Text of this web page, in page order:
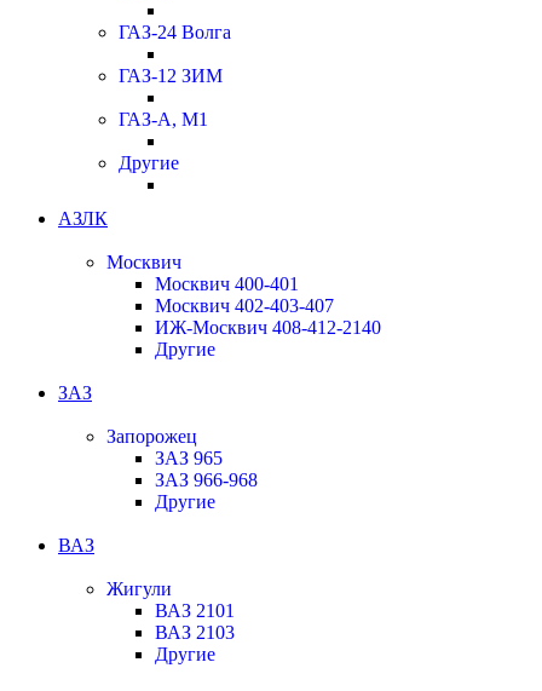
ГАЗ-24 Волга
ГАЗ-12 ЗИМ
ГАЗ-А, М1
Другие
АЗЛК
Москвич
Москвич 400-401
Москвич 402-403-407
ИЖ-Москвич 408-412-2140
Другие
ЗАЗ
Запорожец
ЗАЗ 965
ЗАЗ 966-968
Другие
ВАЗ
Жигули
ВАЗ 2101
ВАЗ 2103
Другие